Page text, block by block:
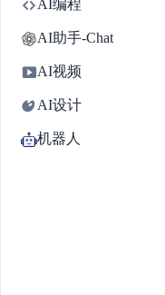
AI编程
AI助手-Chat
AI视频
AI设计
机器人